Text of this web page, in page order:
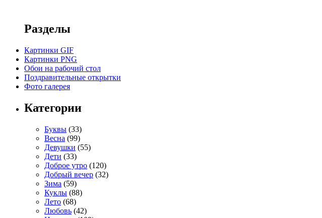
Разделы
Картинки GIF
Картинки PNG
Обои на рабочий стол
Поздравительные открытки
Фото галерея
Категории
Буквы (33)
Весна (99)
Девушки (55)
Дети (33)
Доброе утро (120)
Добрый вечер (32)
Зима (59)
Куклы (88)
Лето (68)
Любовь (42)